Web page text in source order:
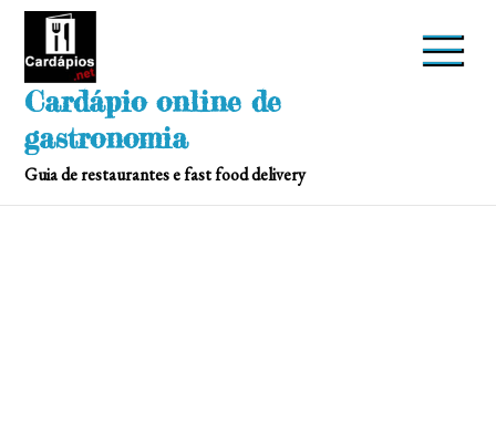
Skip
Cardápio online de
gastronomia
Guia de restaurantes e fast food delivery